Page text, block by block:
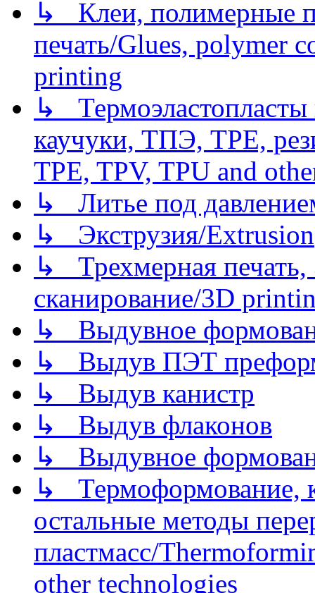
↳ Клеи, полимерные
печать/Glues, polymer
printing
↳
каучуки, ТПЭ, TPE,
TPE, TPV, TPU and
↳ Литье под
↳ Экструзия/Extrusion
↳ Трехмерная
сканирование/3D
↳ Выдувное
↳ Выдув ПЭТ
↳ Выдув канистр
↳ Выдув флаконов
↳ Выдувное
↳ Термоформование,
остальные методы
пластмасс/
other technologies